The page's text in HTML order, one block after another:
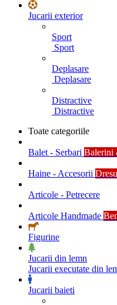
Jucarii exterior
Sport
Sport
Deplasare
Deplasare
Distractive
Distractive
Toate categoriile
Balet - Serbari Balerini
Haine - Accesorii
Articole - Petrecere
Articole Handmade
Figurine
Jucarii din lemn
Jucarii executate din
Jucarii baieti